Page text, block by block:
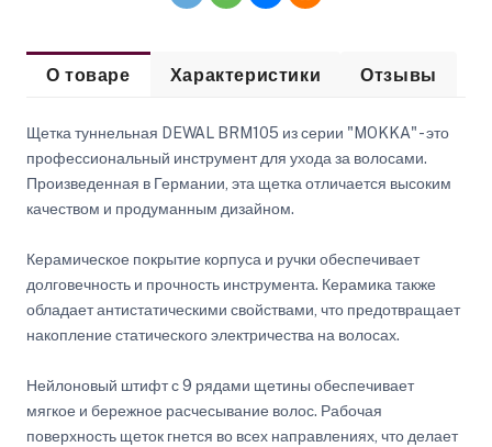
О товаре Характеристики Отзывы
Щетка туннельная DEWAL BRM105 из серии "MOKKA" - это
профессиональный инструмент для ухода за волосами.
Произведенная в Германии, эта щетка отличается высоким
качеством и продуманным дизайном.
Керамическое покрытие корпуса и ручки обеспечивает
долговечность и прочность инструмента. Керамика также
обладает антистатическими свойствами, что предотвращает
накопление статического электричества на волосах.
Нейлоновый штифт с 9 рядами щетины обеспечивает
мягкое и бережное расчесывание волос. Рабочая
поверхность щеток гнется во всех направлениях, что делает